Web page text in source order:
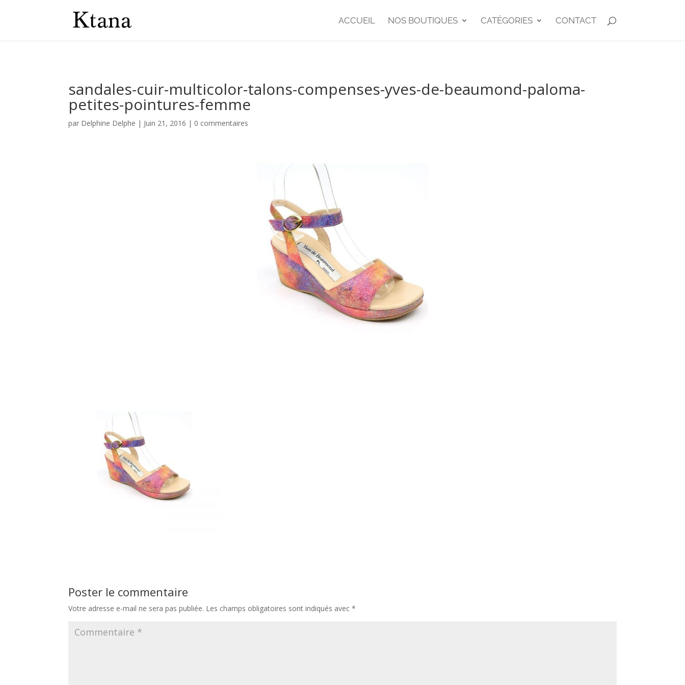
ACCUEIL NOS BOUTIQUES CATÉGORIES CONTACT
sandales-cuir-multicolor-talons-compenses-yves-de-beaumond-paloma-
petites-pointures-femme
par Delphine Delphe | Juin 21, 2016 | 0 commentaires
Poster le commentaire
Votre adresse e-mail ne sera pas publiée. Les champs obligatoires sont indiqués avec*